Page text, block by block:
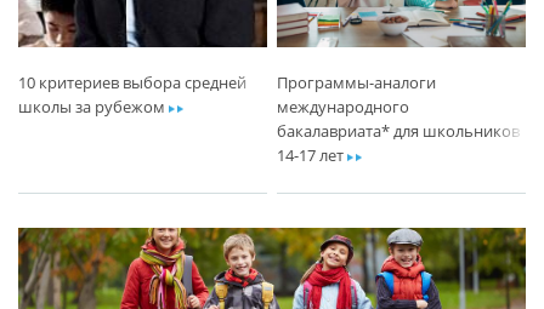
10 критериев выбора средней
школы за рубежомar
Программы-аналоги
международного
бакалавриата* для школьников
14-17 летar